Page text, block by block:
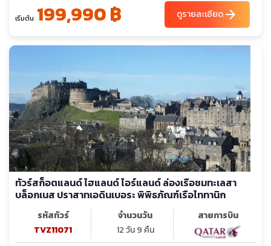
เริ่มต้น 199,990 ฿ ดูรายละเอียดarrow_forward
ทัวร์สก็อตแลนด์ ไฮแลนด์ ไอร์แลนด์ ล่องเรือชมทะเลสา
บล็อกเนส ปราสาทเอดินเบอระ พิพิธภัณฑ์เรือไททานิก
รหัสทัวร์
TVZ11071
จำนวนวัน
12 วัน 9 คืน
สายการบิน